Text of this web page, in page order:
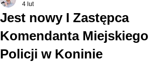
Jest nowy I Zastępca
Komendanta Miejskiego
Policji w Koninie
4 lut